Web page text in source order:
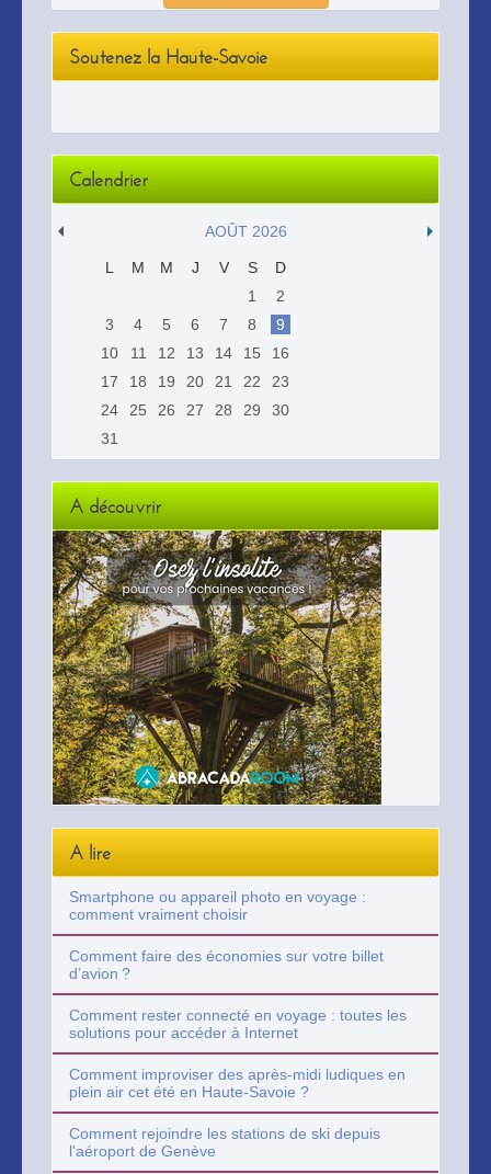
Soutenez la Haute-Savoie
Calendrier
AOÛT 2026
L M M J V S
D
1
2
3
4 5 6 7 8
9
10
11 12 13 14 15
16
17
18 19 20 21 22
23
24
25 26 27 28 29
30
31
A découvrir
A lire
Smartphone ou appareil photo en voyage :
comment vraiment choisir
Comment faire des économies sur votre billet
d’avion ?
Comment rester connecté en voyage : toutes les
solutions pour accéder à Internet
Comment improviser des après-midi ludiques en
plein air cet été en Haute-Savoie ?
Comment rejoindre les stations de ski depuis
l'aéroport de Genève